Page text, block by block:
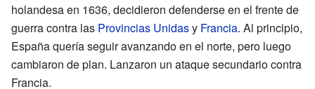
holandesa en 1636, decidieron defenderse en el frente de
guerra contra las Provincias Unidasy Francia. Al principio,
España quería seguir avanzando en el norte, pero luego
cambiaron de plan. Lanzaron un ataque secundario contra
Francia.